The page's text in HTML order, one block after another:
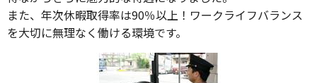
また、年次休暇取得率は90％以上！ワークライフバランス
を大切に無理なく働ける環境です。